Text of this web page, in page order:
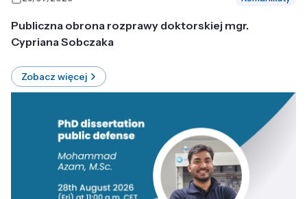
Publiczna obrona rozprawy doktorskiej mgr.
Cypriana Sobczaka
Zobacz więcej